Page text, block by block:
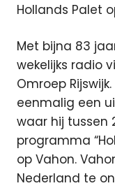
Hollands Palet
Met bijna 83
wekelijks radio
Omroep
eenmalig een
waar hij tussen
programma
op Vahon.
Nederland te